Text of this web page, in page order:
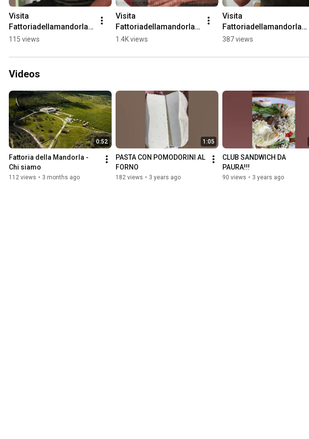
Visita
Fattoriadellamandorla.i
t115 views
Visita
Fattoriadellamandorla.i
t1.4K views
Visita
Fattoriadellamandorla.i
t
387 views
Videos
0:52
Fattoria della Mandorla -
Chi siamo
112 views • 3 months ago
1:05
PASTA CON POMODORINI AL
FORNO
182 views • 3 years ago
CLUB SANDWICH DA
PAURA!!!
90 views • 3 years ago